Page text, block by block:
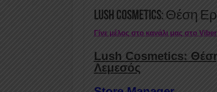
Lush Cosmetics: Θέση
Γίνε μέλος στο κανάλι μας στο
Lush Cosmetics:
Λεμεσός